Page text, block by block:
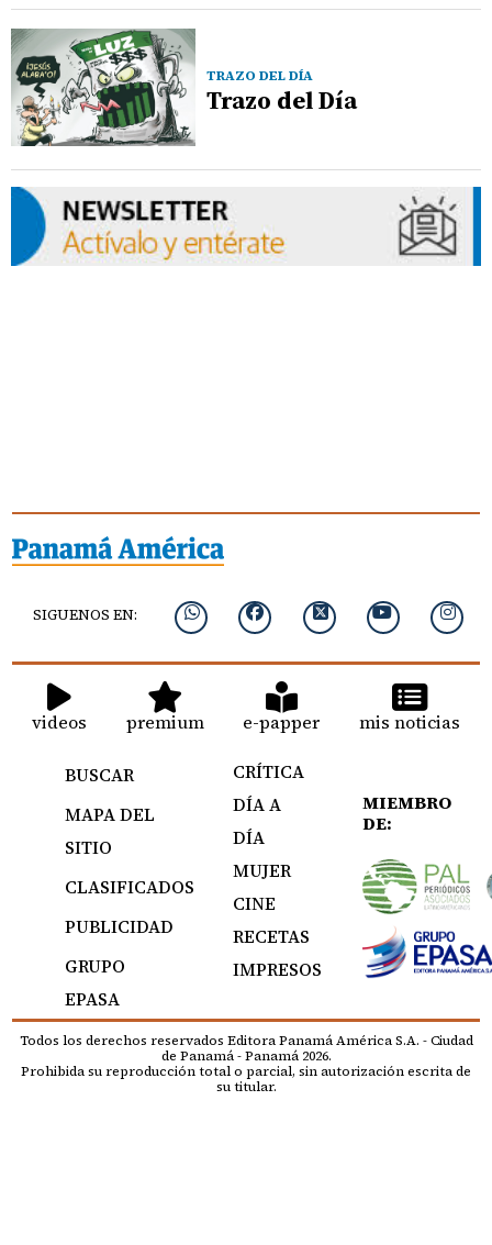
TRAZO DEL DÍA
Trazo del Día
SIGUENOS EN:
videos premium e-papper mis noticias
BUSCAR
MAPA DEL
SITIO
CLASIFICADOS
PUBLICIDAD
GRUPO
EPASA
CRÍTICA
DÍA A
DÍA
MUJER
CINE
RECETAS
IMPRESOS
MIEMBRO
DE:
Todos los derechos reservados Editora Panamá América S.A. - Ciudad
de Panamá - Panamá 2026.
Prohibida su reproducción total o parcial, sin autorización escrita de
su titular.